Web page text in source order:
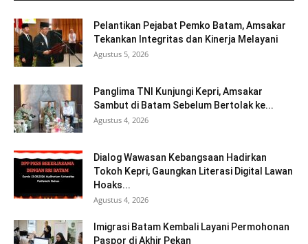
Pelantikan Pejabat Pemko Batam, Amsakar
Tekankan Integritas dan Kinerja Melayani
Agustus 5, 2026
Panglima TNI Kunjungi Kepri, Amsakar
Sambut di Batam Sebelum Bertolak ke...
Agustus 4, 2026
Dialog Wawasan Kebangsaan Hadirkan
Tokoh Kepri, Gaungkan Literasi Digital Lawan
Hoaks...
Agustus 4, 2026
Imigrasi Batam Kembali Layani Permohonan
Paspor di Akhir Pekan